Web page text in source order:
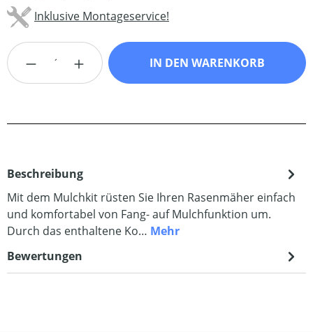
Inklusive Montageservice!
Produkt Anzahl: Gib den gewünschten
IN DEN WARENKORB
Beschreibung
Mit dem Mulchkit rüsten Sie Ihren Rasenmäher einfach
und komfortabel von Fang- auf Mulchfunktion um.
Durch das enthaltene Ko… Mehr
Bewertungen